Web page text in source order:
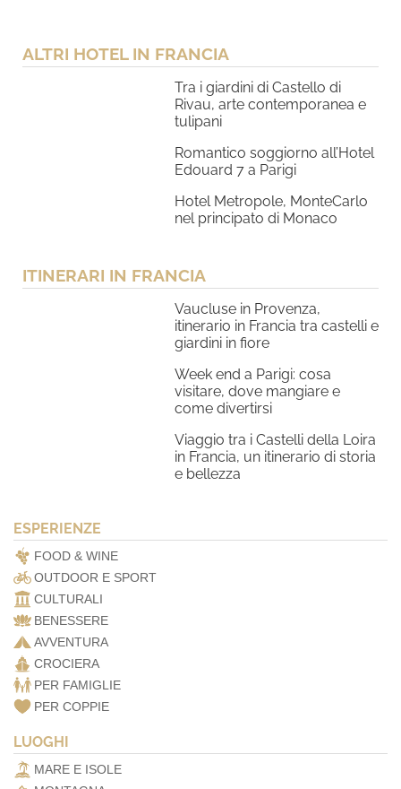
ALTRI HOTEL IN FRANCIA
Tra i giardini di Castello di
Rivau, arte contemporanea e
tulipani
Romantico soggiorno all’Hotel
Edouard 7 a Parigi
Hotel Metropole, MonteCarlo
nel principato di Monaco
ITINERARI IN FRANCIA
Vaucluse in Provenza,
itinerario in Francia tra castelli e
giardini in fiore
Week end a Parigi: cosa
visitare, dove mangiare e
come divertirsi
Viaggio tra i Castelli della Loira
in Francia, un itinerario di storia
e bellezza
ESPERIENZE
FOOD & WINE
OUTDOOR E SPORT
CULTURALI
BENESSERE
AVVENTURA
CROCIERA
PER FAMIGLIE
PER COPPIE
LUOGHI
MARE E ISOLE